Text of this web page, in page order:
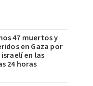
47 muertos y
en Gaza por
en las
24 horas